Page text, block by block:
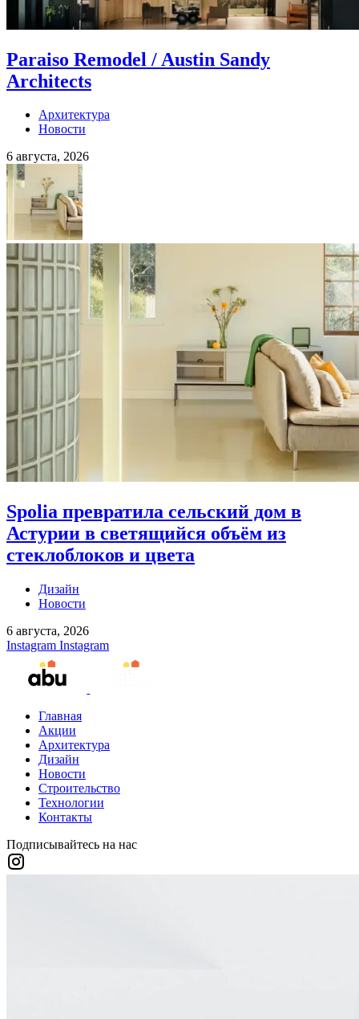
Paraiso Remodel / Austin Sandy
Architects
Архитектура
Новости
6 августа, 2026
Spolia превратила сельский дом в
Астурии в светящийся объём из
стеклоблоков и цвета
Дизайн
Новости
6 августа, 2026
Instagram Instagram
Главная
Акции
Архитектура
Дизайн
Новости
Строительство
Технологии
Контакты
Подписывайтесь на нас